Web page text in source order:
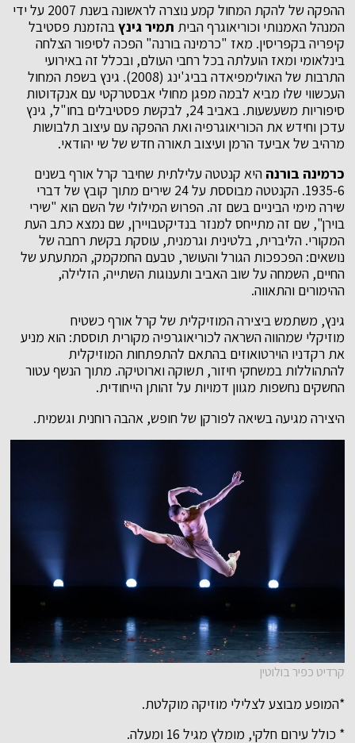
ההפקה של להקת המחול קמע נוצרה לראשונה בשנת 2007 על ידי
המנהל האמנותי וכוריאוגרף הבית תמיר גינץבהזמנת פסטיבל
קיפריה בקפריסין. מאז "כרמינה בורנה" הפכה לסיפור הצלחה
בינלאומי ומאז הועלתה בכל רחבי העולם, ובכלל זה באירועי
התרבות של האולימפיאדה בביג'ינג (2008). גינץ בשפת המחול
העכשווי שלו מביא לבמה מפגן מחולי אבסטרקטי עם אנקדוטות
סיפוריות משעשעות. באביב 24, לבקשת פסטיבלים בחו"ל, גינץ
עדכן וחידש את הכוריאוגרפיה ואת ההפקה עם עיצוב תלבושות
מרהיב של אביעד הרמן ועיצוב תאורה חדש של שי יהודאי.
כרמינה בורנה היא קנטטה עלילתית שחיבר קרל אורף בשנים
1935-6. הקנטטה מבוססת על 24 שירים מתוך קובץ של דברי
שירה מימי הביניים בשם זה. הפרוש המילולי של השם הוא "שירי
בוירן", שם זה מתייחס למנזר בנדיקטבויירן, שם נמצא כתב העת
המקורי. הליברית, בלטינית וגרמנית, עוסקת בקשת רחבה של
נושאים: הפכפכות הגורל והעושר, טבעם החמקמק, המתעתע של
החיים, השמחה על שוב האביב ותענוגות השתייה, הזלילה,
ההימורים והתאווה.
גינץ, משתמש ביצירה המוזיקלית של קרל אורף כשטיח
מוזיקלי שמהווה השראה לכוריאוגרפיה מקורית תוססת: הוא מניע
את רקדניו הוירטואוזים בהתאם להתפתחות המוזיקלית
להתהוללות במשחקי חיזור, תשוקה וארוטיקה. מתוך הנשף עטור
החשקים נחשפות מגוון דמויות על זהותן הייחודית.
היצירה מגיעה בשיאה לפורקן של חופש, אהבה רוחנית וגשמית.
קרדיט כפיר בולוטין
*המופע מבוצע לצלילי מוזיקה מוקלטת.
* כולל עירום חלקי, מומלץ מגיל 16 ומעלה.